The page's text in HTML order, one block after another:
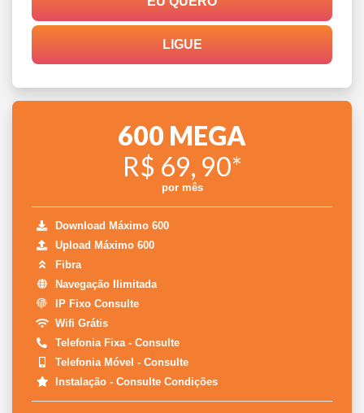
LIGUE
600 MEGA
R$ 69, 90*
por mês
Download Máximo 600
Upload Máximo 600
Fibra
Navegação Ilimitada
IP Fixo Consulte
Wifi Grátis
Telefonia Fixa - Consulte
Telefonia Móvel - Consulte
Instalação - Consulte Condições